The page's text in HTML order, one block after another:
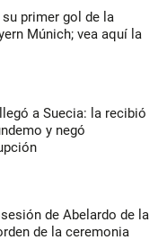
primer gol de la
Múnich; vea aquí la
a Suecia: la recibió
y negó
de Abelardo de la
de la ceremonia